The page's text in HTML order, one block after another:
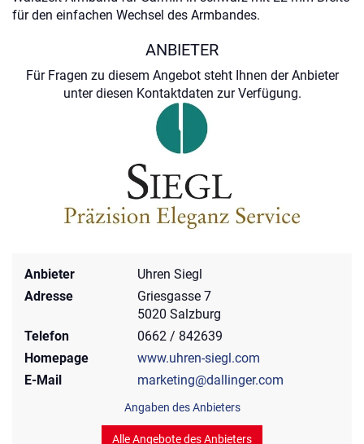
für den einfachen Wechsel des Armbandes.
ANBIETER
Für Fragen zu diesem Angebot steht Ihnen der Anbieter
unter diesen Kontaktdaten zur Verfügung.
Anbieter
Uhren Siegl
Adresse
Griesgasse 7
5020 Salzburg
Telefon
0662 / 842639
Homepage
www.uhren-siegl.com
E-Mail
marketing@dallinger.com
Angaben des Anbieters
Alle Angebote des Anbieters